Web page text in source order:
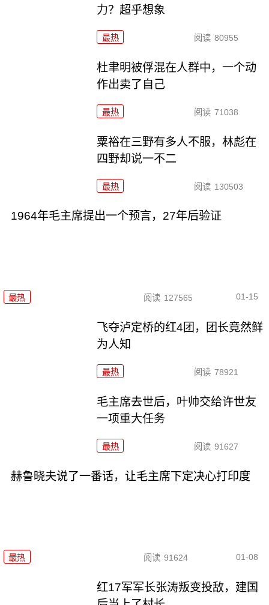
力？超乎想象
最热 阅读 80955
杜聿明被俘混在人群中，一个动
作出卖了自己
最热 阅读 71038
粟裕在三野有多人不服，林彪在
四野却说一不二
最热 阅读 130503
1964年毛主席提出一个预言，27年后验证
最热 阅读 127565 01-15
飞夺泸定桥的红4团，团长竟然鲜
为人知
最热 阅读 78921
毛主席去世后，叶帅交给许世友
一项重大任务
最热 阅读 91627
赫鲁晓夫说了一番话，让毛主席下定决心打印度
最热 阅读 91624 01-08
红17军军长张涛叛变投敌，建国